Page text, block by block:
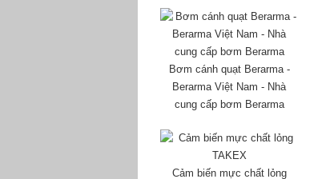
Bơm cánh quạt Berarma -
Berarma Việt Nam - Nhà
cung cấp bơm Berarma
Cảm biến mực chất lỏng